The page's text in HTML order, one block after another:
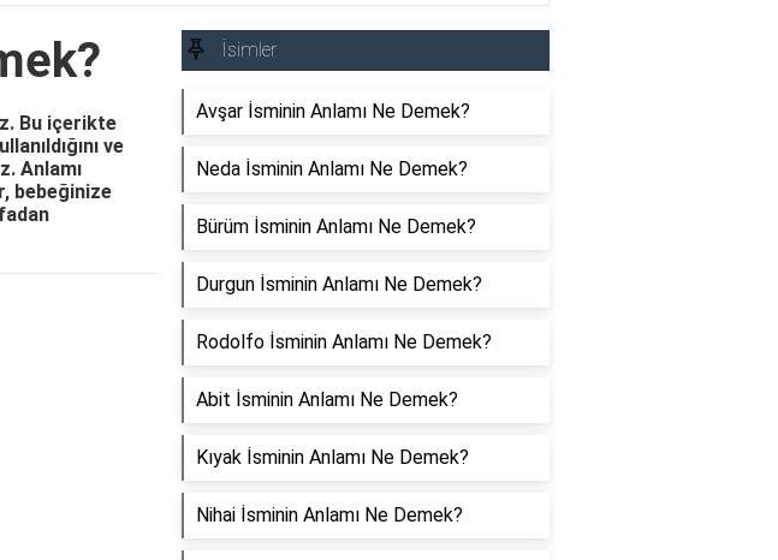
Bu içerikte
ve
Anlamı
bebeğinize
İsimler
Avşar İsminin Anlamı Ne Demek?
Neda İsminin Anlamı Ne Demek?
Bürüm İsminin Anlamı Ne Demek?
Durgun İsminin Anlamı Ne Demek?
Rodolfo İsminin Anlamı Ne Demek?
Abit İsminin Anlamı Ne Demek?
Kıyak İsminin Anlamı Ne Demek?
Nihai İsminin Anlamı Ne Demek?